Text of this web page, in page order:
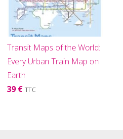
Transit Maps of the World:
Every Urban Train Map on
Earth
39 € TTC